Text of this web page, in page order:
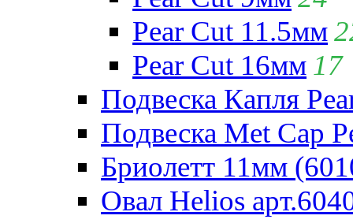
Pear Cut 11.5мм
Pear Cut 16мм 17
Подвеска Капля
Подвеска Met Cap
Бриолетт 11мм
Овал Helios